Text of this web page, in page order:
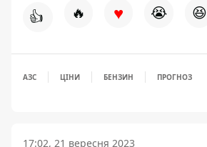
👍 🔥 ♥ 😭 😆
АЗС ЦІНИ БЕНЗИН ПРОГНОЗ
17:02, 21 вересня 2023